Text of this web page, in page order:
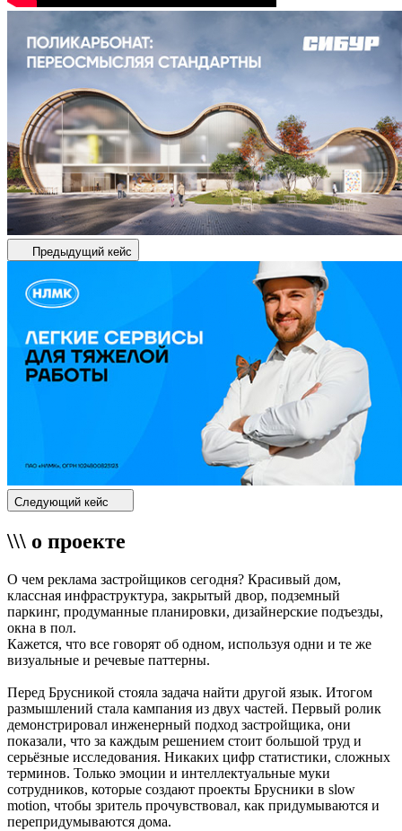
Предыдущий кейс
Следующий кейс
\\\ о проекте
О чем реклама застройщиков сегодня? Красивый дом,
классная инфраструктура, закрытый двор, подземный
паркинг, продуманные планировки, дизайнерские подъезды,
окна в пол.
Кажется, что все говорят об одном, используя одни и те же
визуальные и речевые паттерны.
Перед Брусникой стояла задача найти другой язык. Итогом
размышлений стала кампания из двух частей. Первый ролик
демонстрировал инженерный подход застройщика, они
показали, что за каждым решением стоит большой труд и
серьёзные исследования. Никаких цифр статистики, сложных
терминов. Только эмоции и интеллектуальные муки
сотрудников, которые создают проекты Брусники в slow
motion, чтобы зритель прочувствовал, как придумываются и
перепридумываются дома.